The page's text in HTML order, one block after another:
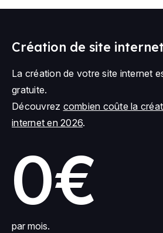
Création de site
La création de votre site internet
gratuite.
Découvrez combien coûte la
internet en 2026.
0€
par mois.